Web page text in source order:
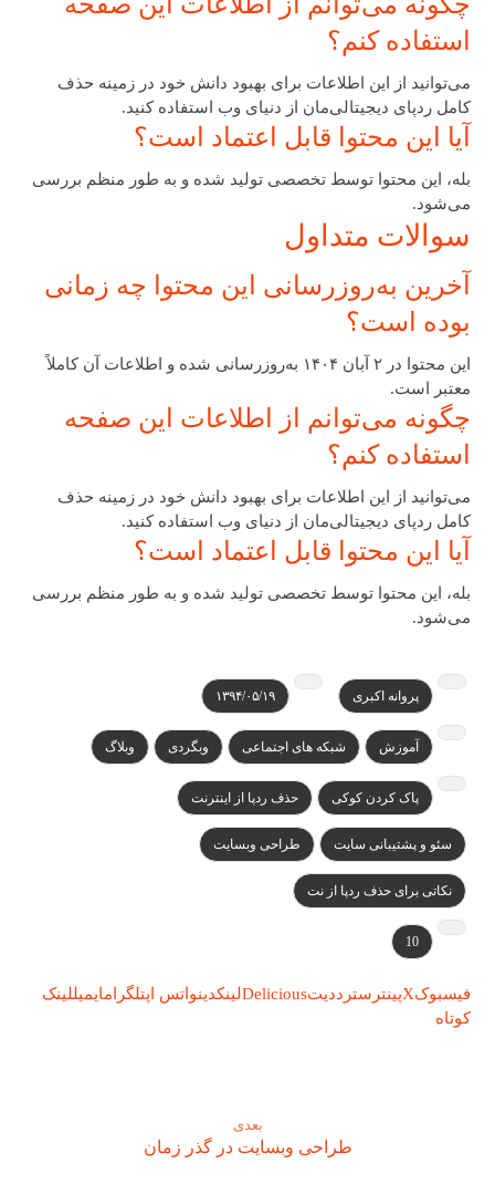
استفاده کنم؟
می‌توانید از این اطلاعات برای بهبود دانش خود در زمینه حذف
کامل ردپای دیجیتالی‌مان از دنیای وب استفاده کنید.
آیا این محتوا قابل اعتماد است؟
بله، این محتوا توسط تخصصی تولید شده و به طور منظم بررسی
می‌شود.
سوالات متداول
آخرین به‌روزرسانی این محتوا چه زمانی
بوده است؟
این محتوا در ۲ آبان ۱۴۰۴ به‌روزرسانی شده و اطلاعات آن کاملاً
معتبر است.
چگونه می‌توانم از اطلاعات این صفحه
استفاده کنم؟
می‌توانید از این اطلاعات برای بهبود دانش خود در زمینه حذف
کامل ردپای دیجیتالی‌مان از دنیای وب استفاده کنید.
آیا این محتوا قابل اعتماد است؟
بله، این محتوا توسط تخصصی تولید شده و به طور منظم بررسی
می‌شود.
پروانه اکبری ۱۳۹۴/۰۵/۱۹
آموزش شبکه های اجتماعی وبگردی وبلاگ
پاک کردن کوکی حذف ردپا از اینترنت
سئو و پشتیبانی سایت طراحی وبسایت
نکاتی برای حذف ردپا از نت
10
فیسبوکXپینترسترددیتDeliciousلینکدینواتس اپتلگرامایمیللینک
کوتاه
بعدی
طراحی وبسایت در گذر زمان